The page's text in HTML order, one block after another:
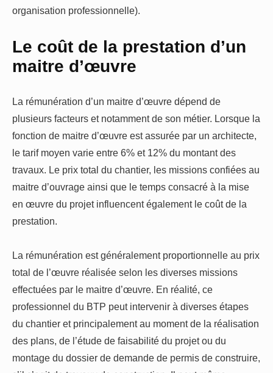
organisation professionnelle).
Le coût de la prestation d’un
maitre d’œuvre
La rémunération d’un maitre d’œuvre dépend de
plusieurs facteurs et notamment de son métier. Lorsque la
fonction de maitre d’œuvre est assurée par un architecte,
le tarif moyen varie entre 6% et 12% du montant des
travaux. Le prix total du chantier, les missions confiées au
maitre d’ouvrage ainsi que le temps consacré à la mise
en œuvre du projet influencent également le coût de la
prestation.
La rémunération est généralement proportionnelle au prix
total de l’œuvre réalisée selon les diverses missions
effectuées par le maitre d’œuvre. En réalité, ce
professionnel du BTP peut intervenir à diverses étapes
du chantier et principalement au moment de la réalisation
des plans, de l’étude de faisabilité du projet ou du
montage du dossier de demande de permis de construire,